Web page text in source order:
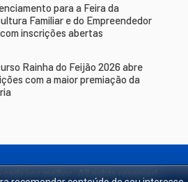
para a Feira da
Familiar e do Empreendedor
inscrições abertas
Rainha do Feijão 2026 abre
com a maior premiação da
vez melhor. . All rights reserved.